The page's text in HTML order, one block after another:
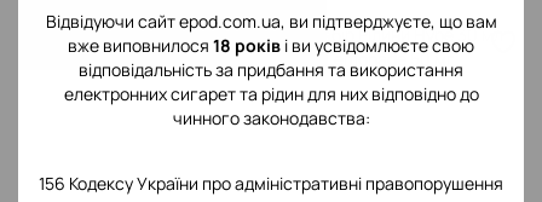
Відвідуючи сайт epod.com.ua, ви підтверджуєте, що вам
вже виповнилося 18 років і ви усвідомлюєте свою
відповідальність за придбання та використання
електронних сигарет та рідин для них відповідно до
чинного законодавства:
156 Кодексу України про адміністративні правопорушення